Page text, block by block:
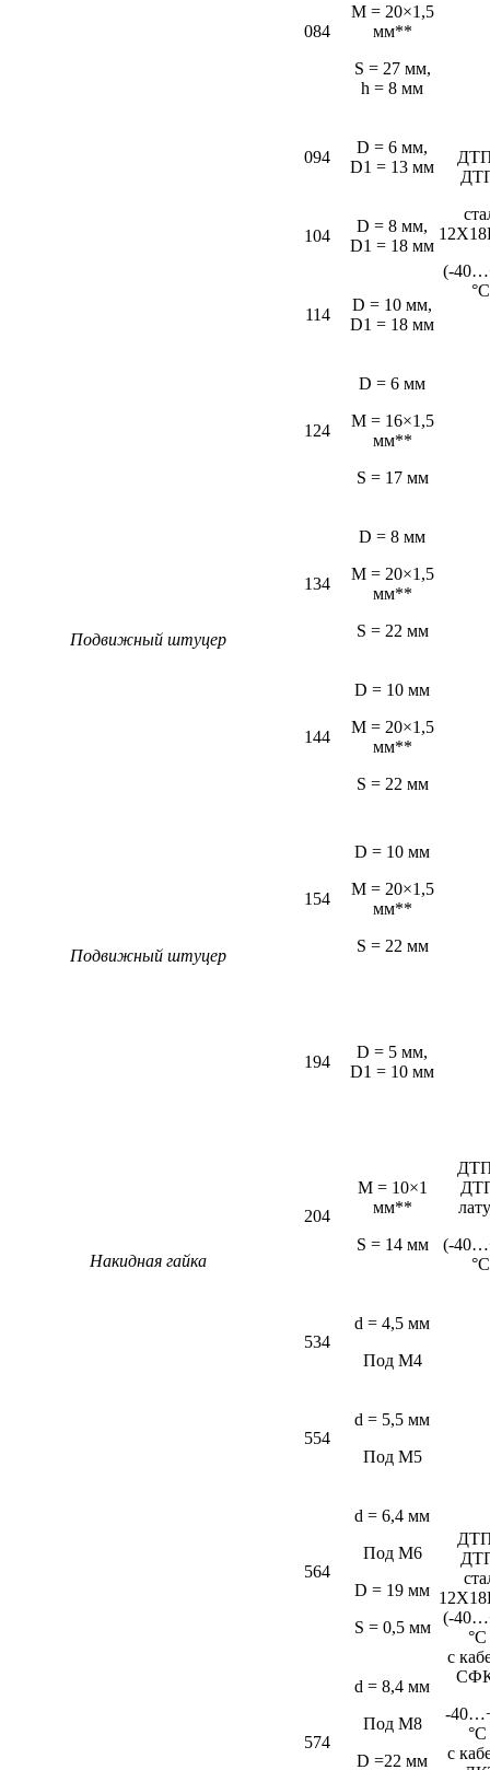
(-
084
M = 20×1,5
мм**
S = 27 мм,
h = 8 мм
094
D = 6 мм,
D1 = 13 мм
104
D = 8 мм,
D1 = 18 мм
114
D = 10 мм,
D1 = 18 мм
Подвижный штуцер
124
D = 6 мм
M = 16×1,5
мм**
S = 17 мм
134
D = 8 мм
M = 20×1,5
мм**
S = 22 мм
144
D = 10 мм
M = 20×1,5
мм**
S = 22 мм
Подвижный штуцер
154
D = 10 мм
M = 20×1,5
мм**
S = 22 мм
194
D = 5 мм,
D1 = 10 мм
Накидная гайка
204
M = 10×1
мм**
S = 14 мм
(-
534
d = 4,5 мм
Под М4
(-
°C
c
-
°C
c
554
d = 5,5 мм
Под М5
564
d = 6,4 мм
Под М6
D = 19 мм
S = 0,5 мм
574
d = 8,4 мм
Под М8
D =22 мм